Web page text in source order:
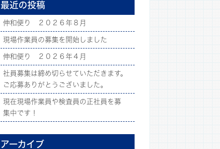
最近の投稿
伸和便り ２０２６年８月
現場作業員の募集を開始しました
伸和便り ２０２６年４月
社員募集は締め切らせていただきます。
ご応募ありがとうございました。
現在現場作業員や検査員の正社員を募
集中です！
アーカイブ